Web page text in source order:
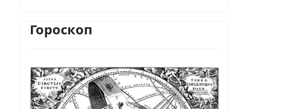
Гороскоп